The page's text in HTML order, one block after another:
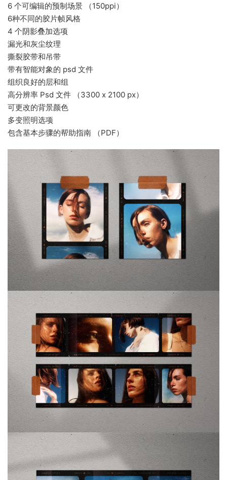
6 个可编辑的预制场景 （150ppi）
6种不同的胶片帧风格
4 个阴影叠加选项
漏光和灰尘纹理
撕裂胶带和吊带
带有智能对象的 psd 文件
组织良好的层和组
高分辨率 Psd 文件 （3300 x 2100 px）
可更改的背景颜色
多变照明选项
包含基本步骤的帮助指南 （PDF）